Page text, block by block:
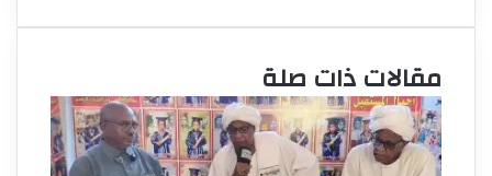
مقالات ذات صلة